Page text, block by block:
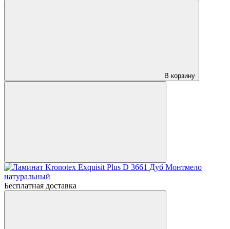
В корзину
Бесплатная доставка